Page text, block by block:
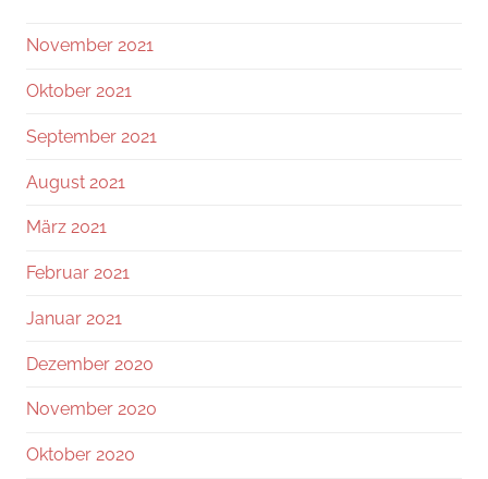
November 2021
Oktober 2021
September 2021
August 2021
März 2021
Februar 2021
Januar 2021
Dezember 2020
November 2020
Oktober 2020